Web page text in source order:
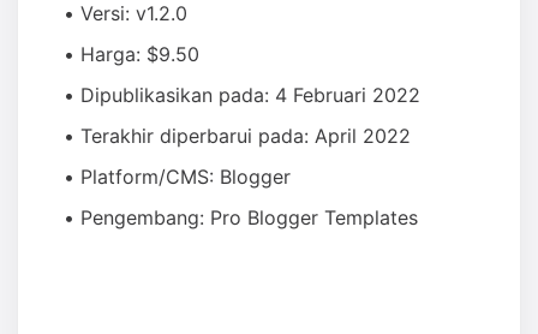
Versi: v1.2.0
Harga: $9.50
Dipublikasikan pada: 4 Februari 2022
Terakhir diperbarui pada: April 2022
Platform/CMS: Blogger
Pengembang: Pro Blogger Templates